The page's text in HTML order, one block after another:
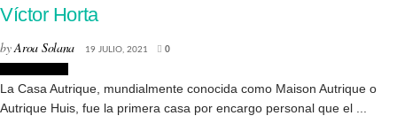
Víctor Horta
byAroa Solana 19 JULIO, 2021 0
La Casa Autrique, mundialmente conocida como Maison Autrique o
Autrique Huis, fue la primera casa por encargo personal que el ...